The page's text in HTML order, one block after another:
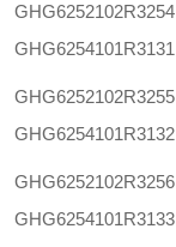
GHG6252102R3254
GHG6254101R3131
GHG6252102R3255
GHG6254101R3132
GHG6252102R3256
GHG6254101R3133